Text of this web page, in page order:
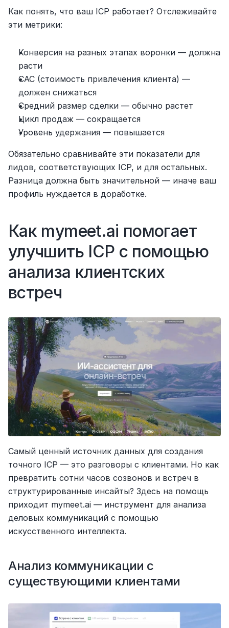
Как понять, что ваш ICP работает? Отслеживайте
эти метрики:
Конверсия на разных этапах воронки — должна
расти
CAC (стоимость привлечения клиента) —
должен снижаться
Средний размер сделки — обычно растет
Цикл продаж — сокращается
Уровень удержания — повышается
Обязательно сравнивайте эти показатели для
лидов, соответствующих ICP, и для остальных.
Разница должна быть значительной — иначе ваш
профиль нуждается в доработке.
Как mymeet.ai помогает
улучшить ICP с помощью
анализа клиентских
встреч
Самый ценный источник данных для создания
точного ICP — это разговоры с клиентами. Но как
превратить сотни часов созвонов и встреч в
структурированные инсайты? Здесь на помощь
приходит mymeet.ai — инструмент для анализа
деловых коммуникаций с помощью
искусственного интеллекта.
Анализ коммуникации с
существующими клиентами